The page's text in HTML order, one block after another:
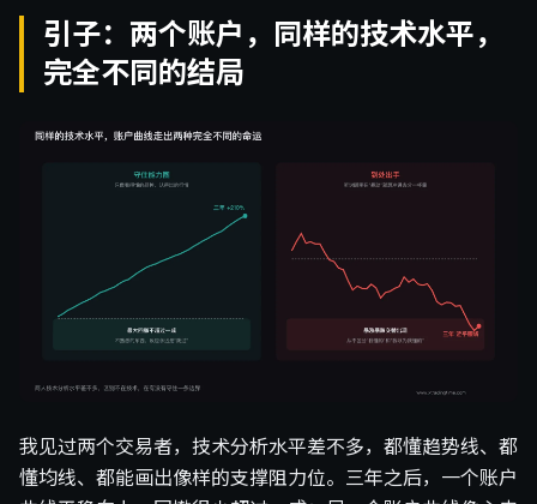
引子：两个账户，同样的技术水平，
完全不同的结局
我见过两个交易者，技术分析水平差不多，都懂趋势线、都
懂均线、都能画出像样的支撑阻力位。三年之后，一个账户